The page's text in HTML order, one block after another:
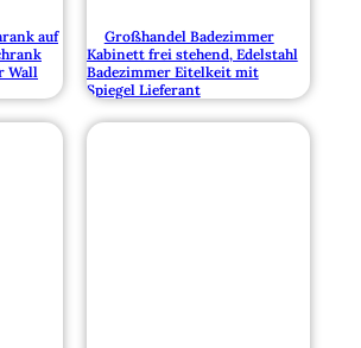
auf
Wall
Großhandel Badezimmer
Kabinett frei stehend, Edelstahl
Badezimmer Eitelkeit mit
Spiegel Lieferant